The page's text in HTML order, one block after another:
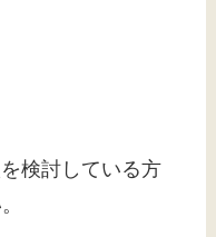
検討している方